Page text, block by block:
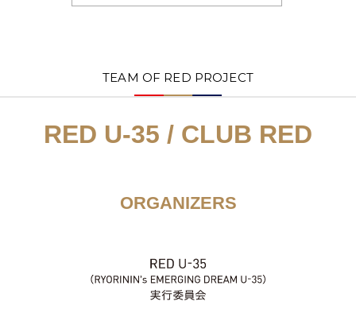
TEAM OF RED PROJECT
RED U-35 / CLUB RED
ORGANIZERS